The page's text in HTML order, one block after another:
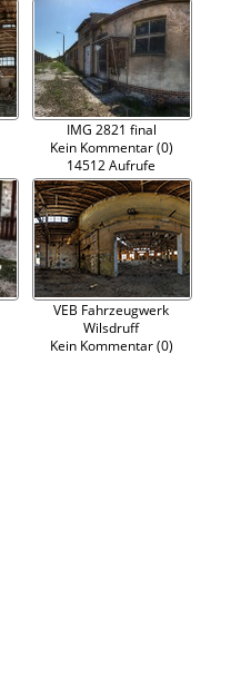
IMG 2821 final
Kein Kommentar (0)
14512 Aufrufe
VEB Fahrzeugwerk
Wilsdruff
Kein Kommentar (0)